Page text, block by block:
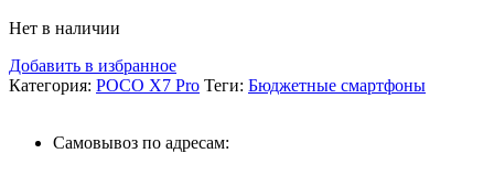
Нет в наличии
Добавить в избранное
Категория: POCO X7 Pro Теги: Бюджетные смартфоны
Самовывоз по адресам: